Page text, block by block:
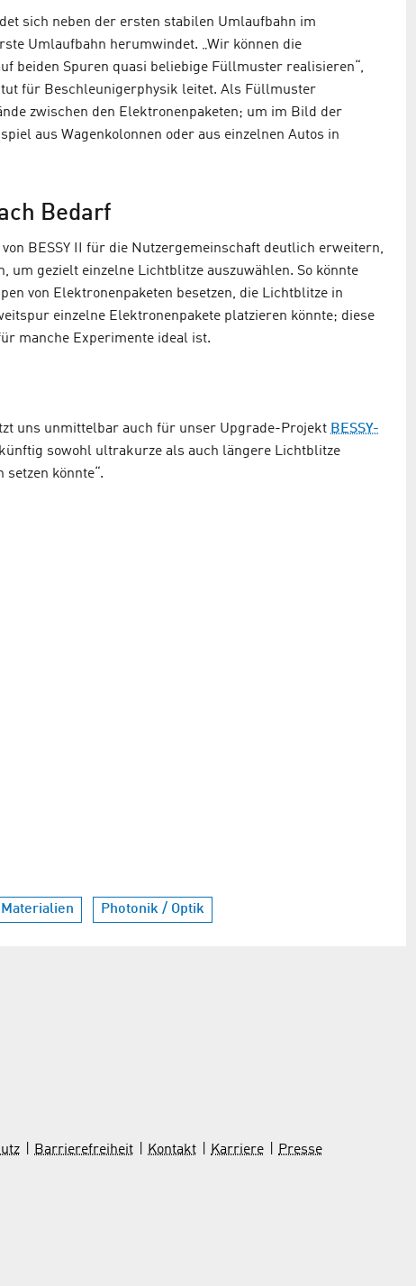
sich neben der ersten stabilen Umlaufbahn im
Umlaufbahn herumwindet. „Wir können die
beiden Spuren quasi beliebige Füllmuster realisieren“,
für Beschleunigerphysik leitet. Als Füllmuster
zwischen den Elektronenpaketen; um im Bild der
aus Wagenkolonnen oder aus einzelnen Autos in
Bedarf
BESSY II für die Nutzergemeinschaft deutlich erweitern,
um gezielt einzelne Lichtblitze auszuwählen. So könnte
von Elektronenpaketen besetzen, die Lichtblitze in
einzelne Elektronenpakete platzieren könnte; diese
manche Experimente ideal ist.
uns unmittelbar auch für unser Upgrade-Projekt BESSY-
sowohl ultrakurze als auch längere Lichtblitze
könnte“.
Photonik / Optik
Barrierefreiheit Kontakt Karriere
Presse